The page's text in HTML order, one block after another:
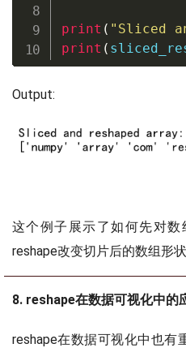
print ( "Sliced
print (
Output:
这个例子展示了如何先对
reshape改变切片后的数组形状
8. reshape在数据可视化中的
reshape在数据可视化中也有